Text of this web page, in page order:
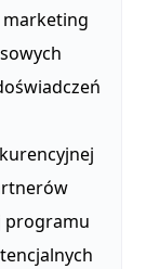
programu